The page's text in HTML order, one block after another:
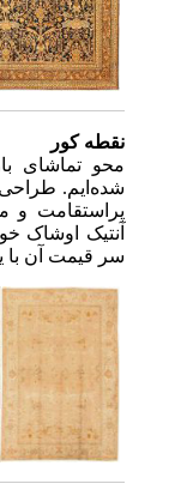
نقطه کور
محو تماشای
شده‌ایم. طراحی
پراستقامت و
آنتیک اوشاک
سر قیمت آن با